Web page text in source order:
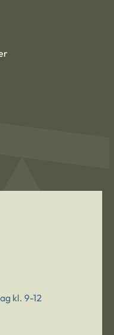
kl. 9-12